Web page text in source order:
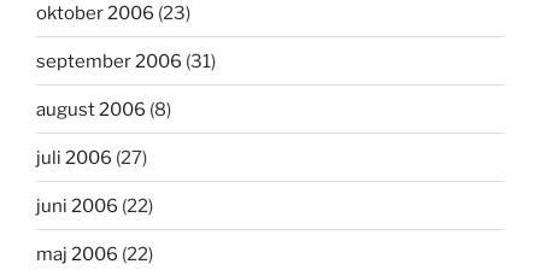
oktober 2006 (23)
september 2006 (31)
august 2006 (8)
juli 2006 (27)
juni 2006 (22)
maj 2006 (22)